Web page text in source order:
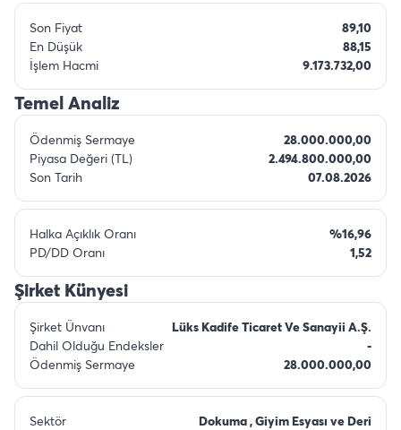
Son Fiyat
89,10
En Düşük
88,15
İşlem Hacmi
9.173.732,00
Temel Analiz
Ödenmiş Sermaye
28.000.000,00
Piyasa Değeri (TL)
2.494.800.000,00
Son Tarih
07.08.2026
Halka Açıklık Oranı
%16,96
PD/DD Oranı
1,52
Şirket Künyesi
Şirket Ünvanı
Lüks Kadife Ticaret Ve Sanayii A.Ş.
Dahil Olduğu Endeksler
-
Ödenmiş Sermaye
28.000.000,00
Sektör
Dokuma , Giyim Esyası ve Deri